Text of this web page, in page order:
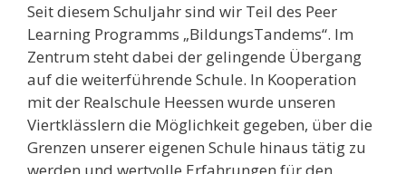
Seit diesem Schuljahr sind wir Teil des Peer
Learning Programms „BildungsTandems“. Im
Zentrum steht dabei der gelingende Übergang
auf die weiterführende Schule. In Kooperation
mit der Realschule Heessen wurde unseren
Viertklässlern die Möglichkeit gegeben, über die
Grenzen unserer eigenen Schule hinaus tätig zu